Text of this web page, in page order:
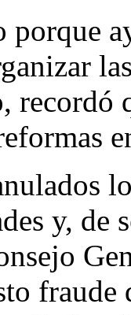
porque
recordó
y, de